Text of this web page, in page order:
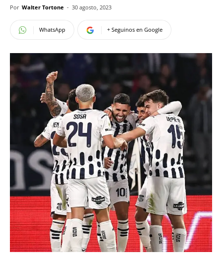
Por Walter Tortone - 30 agosto, 2023
WhatsApp + Seguinos en Google